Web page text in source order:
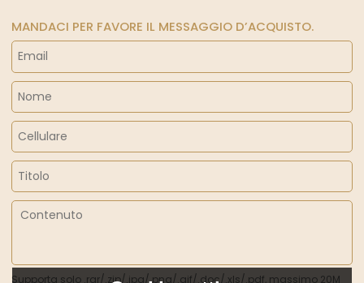
MANDACI PER FAVORE IL MESSAGGIO D’ACQUISTO.
Supporta solo .rar/.zip/.jpg/.png/.gif/.doc/.xls/.pdf, massimo 20M